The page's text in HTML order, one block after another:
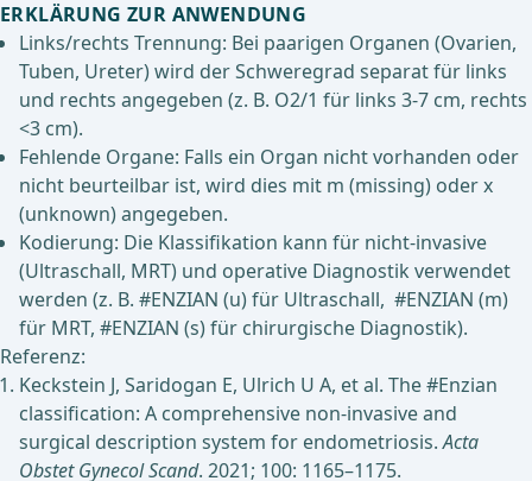
ERKLÄRUNG ZUR ANWENDUNG
Links/rechts Trennung: Bei paarigen Organen (Ovarien,
Tuben, Ureter) wird der Schweregrad separat für links
und rechts angegeben (z. B. O2/1 für links 3-7 cm, rechts
<3 cm).
Fehlende Organe: Falls ein Organ nicht vorhanden oder
nicht beurteilbar ist, wird dies mit m (missing) oder x
(unknown) angegeben.
Kodierung: Die Klassifikation kann für nicht-invasive
(Ultraschall, MRT) und operative Diagnostik verwendet
werden (z. B. #ENZIAN (u) für Ultraschall, #ENZIAN (m)
für MRT, #ENZIAN (s) für chirurgische Diagnostik).
Referenz:
Keckstein J, Saridogan E, Ulrich U A, et al. The #Enzian
classification: A comprehensive non-invasive and
surgical description system for endometriosis.Acta
Obstet Gynecol Scand. 2021; 100: 1165–1175.